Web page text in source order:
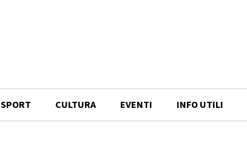
SPORT CULTURA EVENTI INFO UTILI